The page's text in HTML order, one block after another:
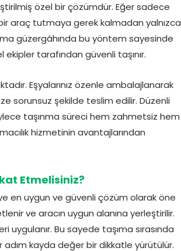
özel bir çözümdür. Eğer sadece
araç tutmaya gerek kalmadan yalnızca
güzergâhında bu yöntem sayesinde
tarafından güvenli taşınır.
Eşyalarınız özenle ambalajlanarak
sorunsuz şekilde teslim edilir. Düzenli
taşınma süreci hem zahmetsiz hem
hizmetinin avantajlarından
Etmelisiniz?
en uygun ve güvenli çözüm olarak öne
ve aracın uygun alanına yerleştirilir.
Bu sayede taşıma sırasında
kayda değer bir dikkatle yürütülür.